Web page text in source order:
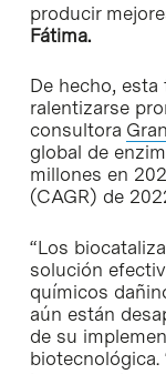
producir
Fátima.
De hecho, esta
ralentizarse
consultora
global de
millones en
(CAGR) de
“Los
solución
químicos
aún están
de su
biotecnológica.